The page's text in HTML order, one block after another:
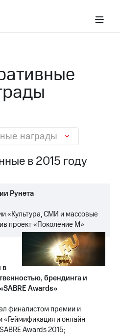
награды
в 2015 году
Рунета
«Культура, СМИ и массовые
проект «Поколение М»
в
брендинга и
Awards»
финалистом премии и
«Геймификация и онлайн-
Awards 2015;